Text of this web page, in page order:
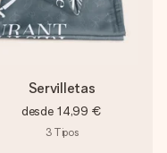
Servilletas
desde 14,99 €
3 Tipos